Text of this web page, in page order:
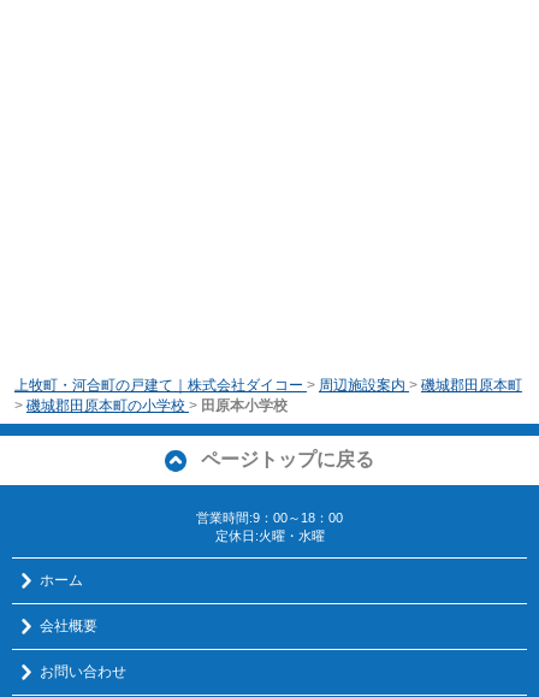
上牧町・河合町の戸建て｜株式会社ダイコー > 周辺施設案内 > 磯城郡田原本町
> 磯城郡田原本町の小学校 > 田原本小学校
ページトップに戻る
営業時間:9：00～18：00
定休日:火曜・水曜
ホーム
会社概要
お問い合わせ